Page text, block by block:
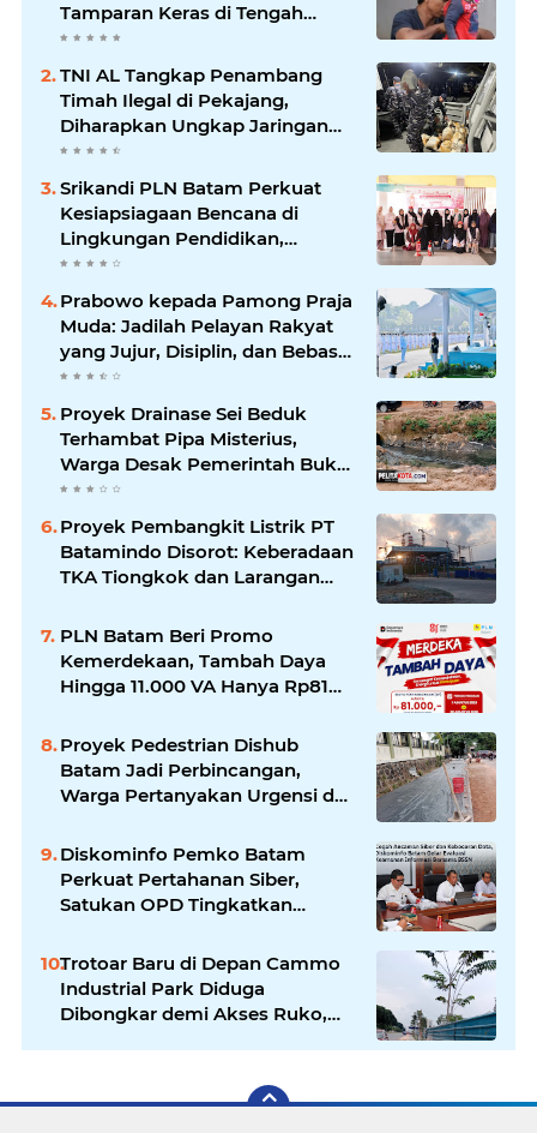
Tamparan Keras di Tengah
Maraknya Korupsi
TNI AL Tangkap Penambang
Timah Ilegal di Pekajang,
Diharapkan Ungkap Jaringan
hingga Dalang Utama
Srikandi PLN Batam Perkuat
Kesiapsiagaan Bencana di
Lingkungan Pendidikan,
Serahkan APAR dan Rambu K3
Prabowo kepada Pamong Praja
Muda: Jadilah Pelayan Rakyat
yang Jujur, Disiplin, dan Bebas
Korupsi
Proyek Drainase Sei Beduk
Terhambat Pipa Misterius,
Warga Desak Pemerintah Buka
Hasil Uji Sampel Air
Proyek Pembangkit Listrik PT
Batamindo Disorot: Keberadaan
TKA Tiongkok dan Larangan
Perhatian
PLN Batam Beri Promo
Kemerdekaan, Tambah Daya
Hingga 11.000 VA Hanya Rp81
Proyek Pedestrian Dishub
Batam Jadi Perbincangan,
Warga Pertanyakan Urgensi dan
Diskominfo Pemko Batam
Perkuat Pertahanan Siber,
Satukan OPD Tingkatkan
Pemerintah
Trotoar Baru di Depan Cammo
Industrial Park Diduga
Dibongkar demi Akses Ruko,